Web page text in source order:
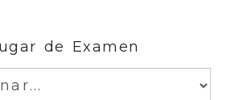
de Examen